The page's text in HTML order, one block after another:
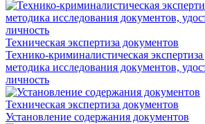
Техническая экспертиза документов
Технико-криминалистическая
методика исследования документов,
личность
Техническая экспертиза документов
Установление содержания документов